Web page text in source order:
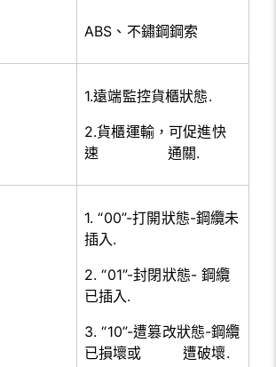
ABS、不鏽鋼鋼索
1.遠端監控貨櫃狀態.
2.貨櫃運輸，可促進快
速 通關.
1. “00”-打開狀態-鋼纜未
插入.
2. “01”-封閉狀態- 鋼纜
已插入.
3. “10”-遭篡改狀態-鋼纜
已損壞或 遭破壞.